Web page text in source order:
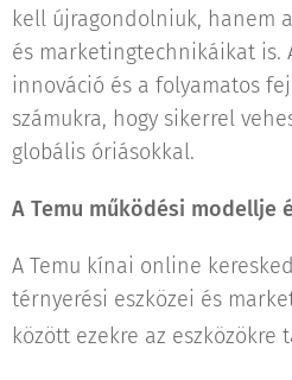
kell újragondolniuk, hanem
és marketingtechnikáikat is.
innováció és a folyamatos
számukra, hogy sikerrel
globális óriásokkal.
A Temu működési modellje
A Temu kínai online
térnyerési eszközei és
között ezekre az eszközökre